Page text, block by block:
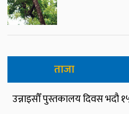
ताजा
उन्नाइसौँ पुस्तकालय दिवस भदौ